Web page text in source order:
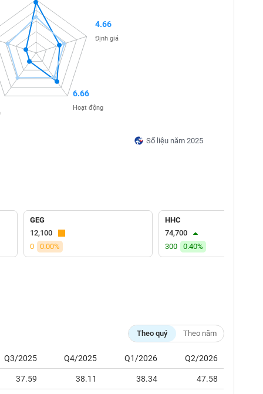
Số liệu năm 2025
4.66
Định giá
6.66
Hoạt động
GEG
12,100
0
0.00%
HHC
74,700
300
0.40%
Theo quý Theo năm
Q3/2025 Q4/2025 Q1/2026 Q2/2026
37.59 38.11 38.34 47.58